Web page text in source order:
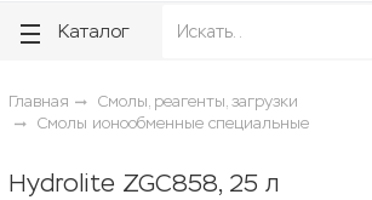
Каталог
Главная
Смолы, реагенты, загрузки
Смолы ионообменные специальные
Hydrolite ZGC858, 25 л